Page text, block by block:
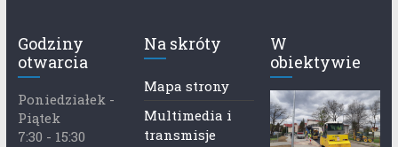
Godziny
otwarcia
Poniedziałek -
Piątek
7:30 - 15:30
Na skróty
Mapa strony
Multimedia i
transmisje
W
obiektywie